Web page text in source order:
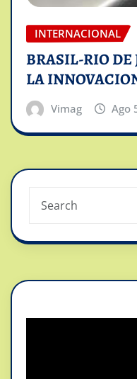
INTERNACIONAL
BRASIL-RIO
LA
Vimag Ago